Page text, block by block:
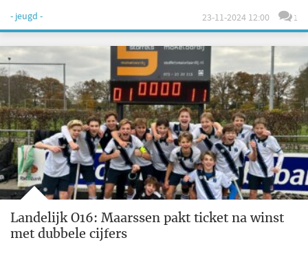
- jeugd - 23-11-2024 12:00 1
Landelijk O16: Maarssen pakt ticket na winst
met dubbele cijfers